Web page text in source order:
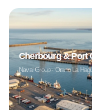
Cherbourg & Port
Naval Group · Orano La